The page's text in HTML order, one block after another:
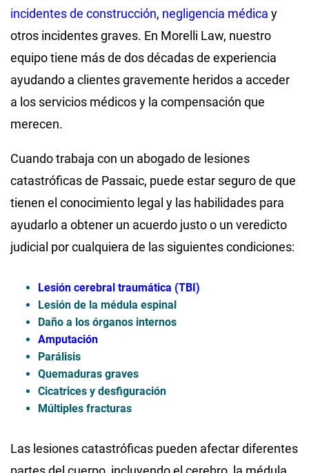
incidentes de construcción, negligencia médica y
otros incidentes graves. En Morelli Law, nuestro
equipo tiene más de dos décadas de experiencia
ayudando a clientes gravemente heridos a acceder
a los servicios médicos y la compensación que
merecen.
Cuando trabaja con un abogado de lesiones
catastróficas de Passaic, puede estar seguro de que
tienen el conocimiento legal y las habilidades para
ayudarlo a obtener un acuerdo justo o un veredicto
judicial por cualquiera de las siguientes condiciones:
Lesión cerebral traumática (TBI)
Lesión de la médula espinal
Daño a los órganos internos
Amputación
Parálisis
Quemaduras graves
Cicatrices y desfiguración
Múltiples fracturas
Las lesiones catastróficas pueden afectar diferentes